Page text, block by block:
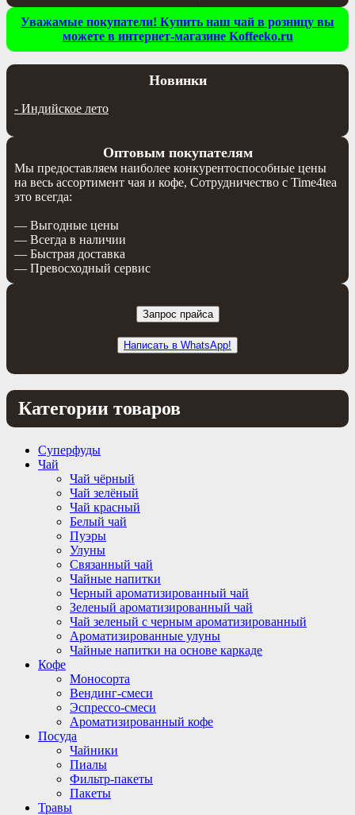
Уважамые покупатели! Купить наш чай в розницу вы
можете в интернет-магазине Koffeeko.ru
Новинки
- Индийское лето
Оптовым покупателям
Мы предоставляем наиболее конкурентоспособные цены
на весь ассортимент чая и кофе, Сотрудничество с Time4tea
это всегда:
— Выгодные цены
— Всегда в наличии
— Быстрая доставка
— Превосходный сервис
Запрос прайса
Написать в WhatsApp!
Категории товаров
Суперфуды
Чай
Чай чёрный
Чай зелёный
Чай красный
Белый чай
Пуэры
Улуны
Связанный чай
Чайные напитки
Черный ароматизированный чай
Зеленый ароматизированный чай
Чай зеленый с черным ароматизированный
Ароматизированные улуны
Чайные напитки на основе каркаде
Кофе
Моносорта
Вендинг-смеси
Эспрессо-смеси
Ароматизированный кофе
Посуда
Чайники
Пиалы
Фильтр-пакеты
Пакеты
Травы